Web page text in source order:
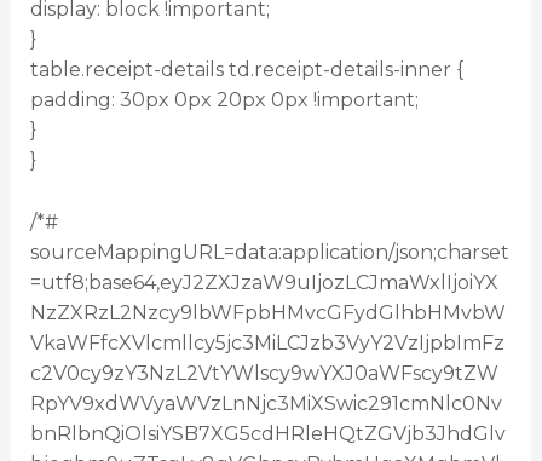
display: block !important;
}
table.receipt-details td.receipt-details-inner {
padding: 30px 0px 20px 0px !important;
}
}
/*#
sourceMappingURL=data:application/json;charset
=utf8;base64,eyJ2ZXJzaW9uIjozLCJmaWxlIjoiYX
NzZXRzL2Nzcy9lbWFpbHMvcGFydGlhbHMvbW
VkaWFfcXVlcmllcy5jc3MiLCJzb3VyY2VzIjpbImFz
c2V0cy9zY3NzL2VtYWlscy9wYXJ0aWFscy9tZW
RpYV9xdWVyaWVzLnNjc3MiXSwic291cmNlc0Nv
bnRlbnQiOlsiYSB7XG5cdHRleHQtZGVjb3JhdGlv